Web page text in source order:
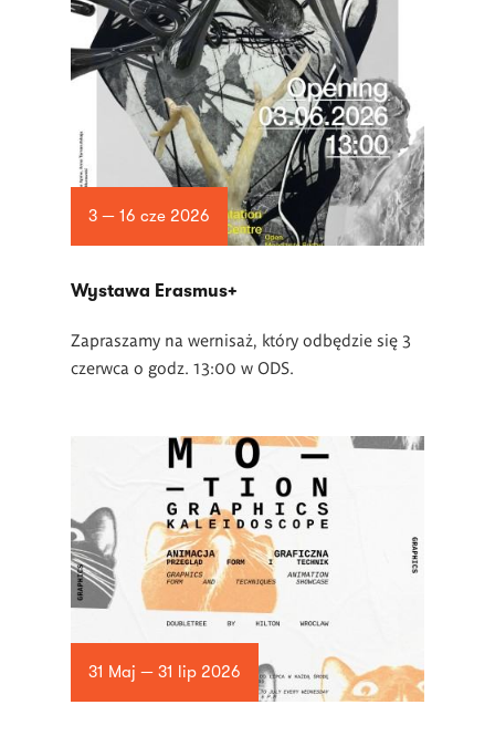
3 — 16 cze 2026
Wystawa Erasmus+
Zapraszamy na wernisaż, który odbędzie się 3
czerwca o godz. 13:00 w ODS.
31 Maj — 31 lip 2026